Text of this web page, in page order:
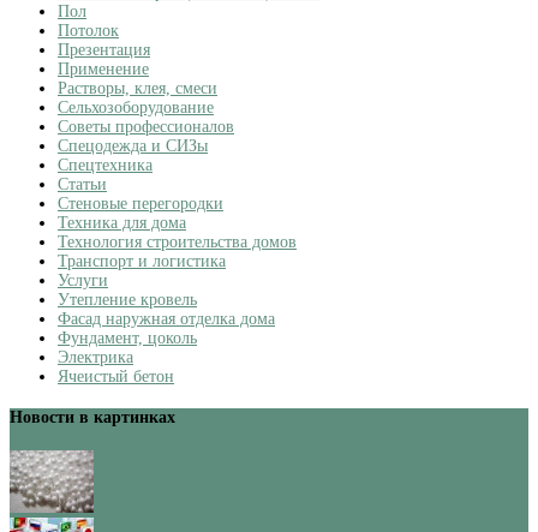
Пол
Потолок
Презентация
Применение
Растворы, клея, смеси
Сельхозоборудование
Советы профессионалов
Спецодежда и СИЗы
Спецтехника
Статьи
Стеновые перегородки
Техника для дома
Технология строительства домов
Транспорт и логистика
Услуги
Утепление кровель
Фасад наружная отделка дома
Фундамент, цоколь
Электрика
Ячеистый бетон
Новости в картинках